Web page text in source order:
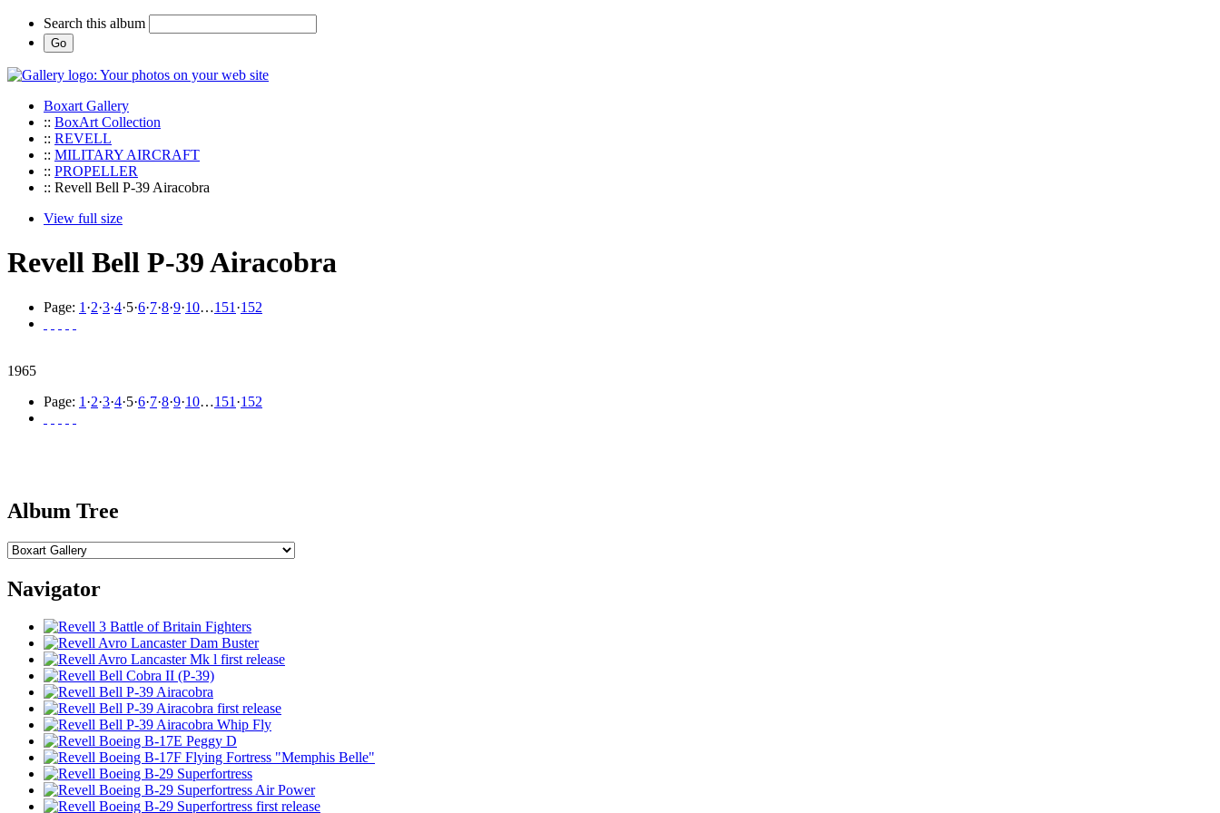
Search this album
Boxart Gallery
:: BoxArt Collection
:: REVELL
:: MILITARY AIRCRAFT
:: PROPELLER
:: Revell Bell P-39 Airacobra
View full size
Revell Bell P-39 Airacobra
Page: 1 ·2·3·4·5·6·7·8·9·10…151 ·152
1965
Page: 1 ·2·3·4·5·6·7·8·9·10…151 ·152
Album Tree
Navigator